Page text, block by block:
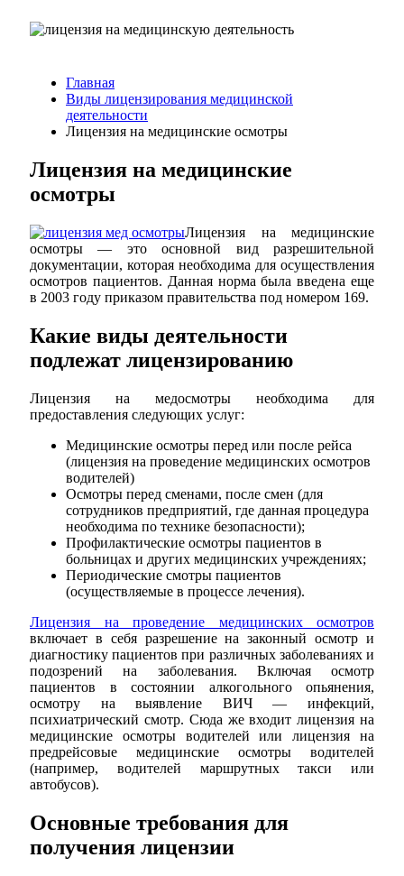
Главная
Виды лицензирования медицинской
деятельности
Лицензия на медицинские осмотры
Лицензия на медицинские
осмотры
Лицензия на медицинские
осмотры — это основной вид разрешительной
документации, которая необходима для осуществления
осмотров пациентов. Данная норма была введена еще
в 2003 году приказом правительства под номером 169.
Какие виды деятельности
подлежат лицензированию
Лицензия на медосмотры необходима для
предоставления следующих услуг:
Медицинские осмотры перед или после рейса
(лицензия на проведение медицинских осмотров
водителей)
Осмотры перед сменами, после смен (для
сотрудников предприятий, где данная процедура
необходима по технике безопасности);
Профилактические осмотры пациентов в
больницах и других медицинских учреждениях;
Периодические смотры пациентов
(осуществляемые в процессе лечения).
Лицензия на проведение медицинских осмотров
включает в себя разрешение на законный осмотр и
диагностику пациентов при различных заболеваниях и
подозрений на заболевания. Включая осмотр
пациентов в состоянии алкогольного опьянения,
осмотру на выявление ВИЧ — инфекций,
психиатрический смотр. Сюда же входит лицензия на
медицинские осмотры водителей или лицензия на
предрейсовые медицинские осмотры водителей
(например, водителей маршрутных такси или
автобусов).
Основные требования для
получения лицензии